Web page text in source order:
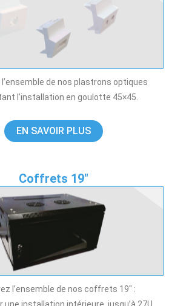
de nos plastrons optiques
l’installation en goulotte 45×45.
EN SAVOIR PLUS
Coffrets 19"
l’ensemble de nos coffrets 19″ :
une installation intérieure, jusqu’à 27U